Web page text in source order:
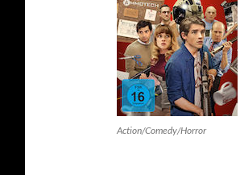
Action/Comedy/Horror